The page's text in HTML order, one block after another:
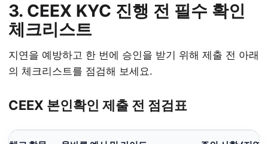
3. CEEX KYC 진행 전 필수 확인
체크리스트
지연을 예방하고 한 번에 승인을 받기 위해 제출 전 아래
의 체크리스트를 점검해 보세요.
CEEX 본인확인 제출 전 점검표